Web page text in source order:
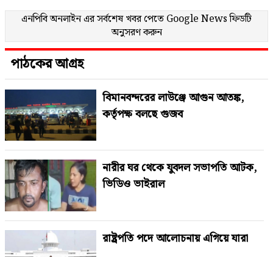
এনপিবি অনলাইন এর সর্বশেষ খবর পেতে Google Newsফিডটি
অনুসরণ করুন
পাঠকের আগ্রহ
বিমানবন্দরের লাউঞ্জে আগুন আতঙ্ক,
কর্তৃপক্ষ বলছে গুজব
নারীর ঘর থেকে যুবদল সভাপতি আটক,
ভিডিও ভাইরাল
রাষ্ট্রপতি পদে আলোচনায় এগিয়ে যারা